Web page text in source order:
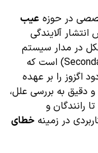
عیب
آلایندگی
در مدار سیستم
پمپ هوا ثانویه (Secondary Air Injection System) است که
اگزوز را بر عهده
دقیق به بررسی علل،
رانندگان و
در زمینه خطای